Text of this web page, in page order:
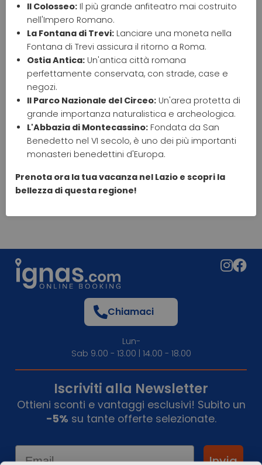
Il Colosseo: Il più grande anfiteatro mai costruito
nell'Impero Romano.
La Fontana di Trevi: Lanciare una moneta nella
Fontana di Trevi assicura il ritorno a Roma.
Ostia Antica: Un'antica città romana
perfettamente conservata, con strade, case e
negozi.
Il Parco Nazionale del Circeo: Un'area protetta di
grande importanza naturalistica e archeologica.
L'Abbazia di Montecassino: Fondata da San
Benedetto nel VI secolo, è uno dei più importanti
monasteri benedettini d'Europa.
Prenota ora la tua vacanza nel Lazio e scopri la
bellezza di questa regione!
Chiamaci
Lun-
Sab 9.00 - 13.00 | 14.00 - 18.00
Iscriviti alla Newsletter
Ottieni sconti e vantaggi esclusivi! Subito un
-5% su tante offerte selezionate.
Email
Invia